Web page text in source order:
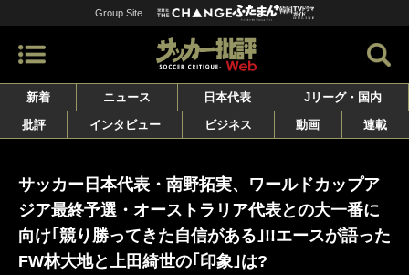
Group Site
新着 ニュース 日本代表
Jリーグ・国内
批評
インタビュー ビジネス 動画 連載
サッカー日本代表・南野拓実、ワールドカップア
ジア最終予選・オーストラリア代表との大一番に
向け｢競り勝ってきた自信がある｣!!エースが語った
FW林大地と上田綺世の｢印象｣は?